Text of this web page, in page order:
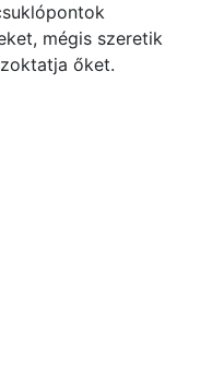
mégis szeretik
őket.